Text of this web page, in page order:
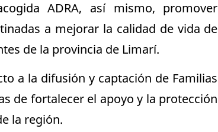
ADRA, así mismo, promover
a mejorar la calidad de vida de
de la provincia de Limarí.
a la difusión y captación de Familias
de fortalecer el apoyo y la protección
la región.